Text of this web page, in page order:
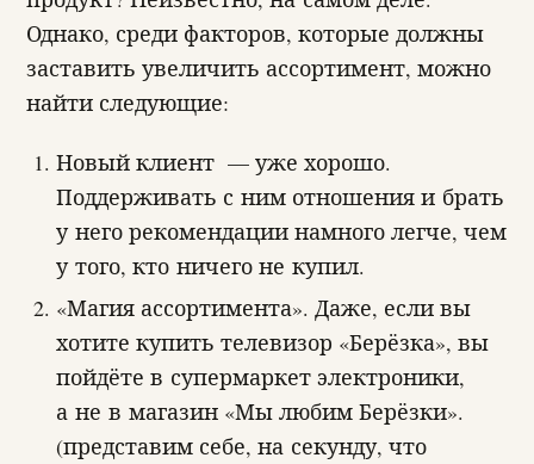
Однако, среди факторов, которые должны
заставить увеличить ассортимент, можно
найти следующие:
Новый клиент — уже хорошо.
Поддерживать с ним отношения и брать
у него рекомендации намного легче, чем
у того, кто ничего не купил.
«Магия ассортимента». Даже, если вы
хотите купить телевизор «Берёзка», вы
пойдёте в супермаркет электроники,
а не в магазин «Мы любим Берёзки».
(представим себе, на секунду, что